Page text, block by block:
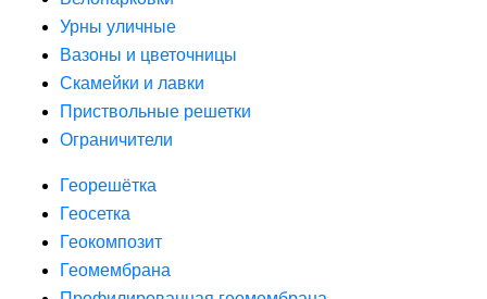
Урны уличные
Вазоны и цветочницы
Скамейки и лавки
Приствольные решетки
Ограничители
Георешётка
Геосетка
Геокомпозит
Геомембрана